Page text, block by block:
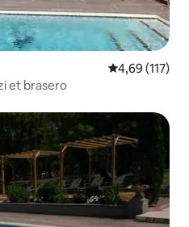
Évaluation
4,69 (117)
et brasero